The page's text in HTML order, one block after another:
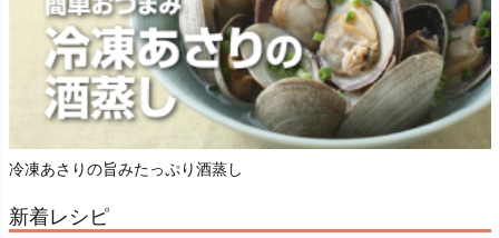
冷凍あさりの旨みたっぷり酒蒸し
新着レシピ